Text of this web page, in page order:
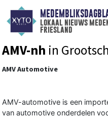
lokaal nieuws
friesland
AMV-nh in
AMV Automotive
AMV-automotive is een
van automotive onderdelen